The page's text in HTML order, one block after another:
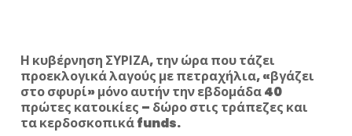
Η κυβέρνηση ΣΥΡΙΖΑ, την ώρα που τάζει
προεκλογικά λαγούς με πετραχήλια, «βγάζει
στο σφυρί» μόνο αυτήν την εβδομάδα 40
πρώτες κατοικίες – δώρο στις τράπεζες και
τα κερδοσκοπικά funds.